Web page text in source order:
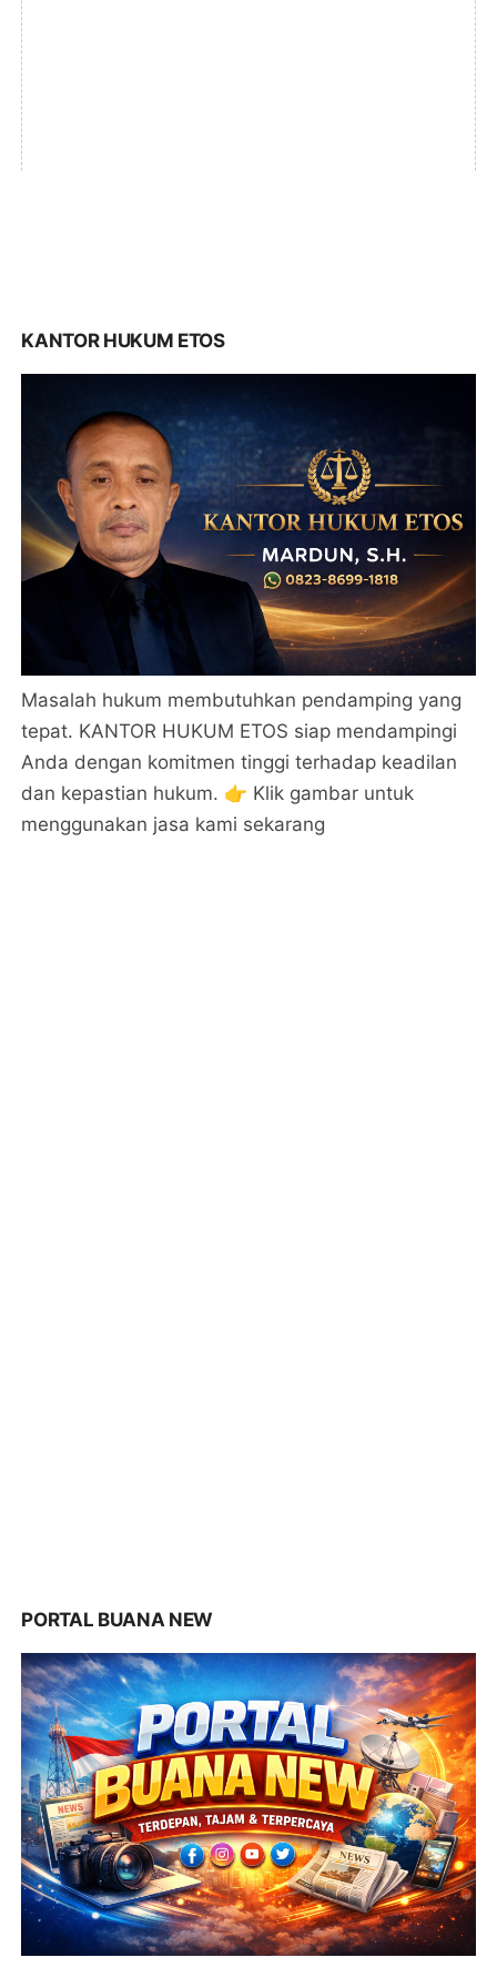
KANTOR HUKUM ETOS
Masalah hukum membutuhkan pendamping yang
tepat. KANTOR HUKUM ETOS siap mendampingi
Anda dengan komitmen tinggi terhadap keadilan
dan kepastian hukum. 👉 Klik gambar untuk
menggunakan jasa kami sekarang
PORTAL BUANA NEW